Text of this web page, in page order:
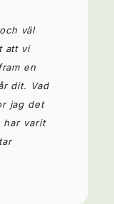
väl
att vi
en
dit. Vad
jag det
har varit